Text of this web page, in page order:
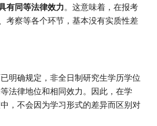
有同等法律效力。这意味着，在报考
考察等各个环节，基本没有实质性差
明确规定，非全日制研究生学历学位
法律地位和相同效力。因此，在学
，不会因为学习形式的差异而区别对